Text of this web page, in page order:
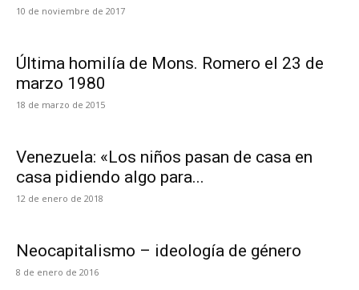
10 de noviembre de 2017
Última homilía de Mons. Romero el 23 de
marzo 1980
18 de marzo de 2015
Venezuela: «Los niños pasan de casa en
casa pidiendo algo para...
12 de enero de 2018
Neocapitalismo – ideología de género
8 de enero de 2016